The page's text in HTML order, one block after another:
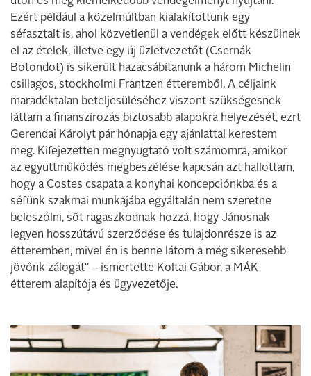
Ezért például a közelmúltban kialakítottunk egy
séfasztalt is, ahol közvetlenül a vendégek előtt készülnek
el az ételek, illetve egy új üzletvezetőt (Csernák
Botondot) is sikerült hazacsábítanunk a három Michelin
csillagos, stockholmi Frantzen étteremből. A céljaink
maradéktalan beteljesüléséhez viszont szükségesnek
láttam a finanszírozás biztosabb alapokra helyezését, ezrt
Gerendai Károlyt pár hónapja egy ajánlattal kerestem
meg. Kifejezetten megnyugtató volt számomra, amikor
az együttműködés megbeszélése kapcsán azt hallottam,
hogy a Costes csapata a konyhai koncepciónkba és a
séfünk szakmai munkájába egyáltalán nem szeretne
beleszólni, sőt ragaszkodnak hozzá, hogy Jánosnak
legyen hosszútávú szerződése és tulajdonrésze is az
étteremben, mivel én is benne látom a még sikeresebb
jövőnk zálogát" – ismertette Koltai Gábor, a MÁK
étterem alapítója és ügyvezetője.